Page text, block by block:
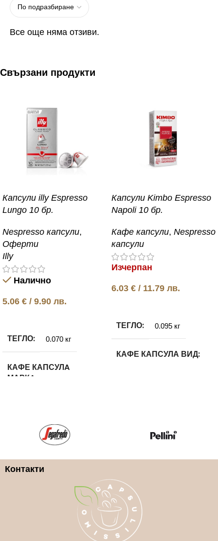
Все още няма отзиви.
Свързани продукти
Капсули illy Espresso
Lungo 10 бр.
Nespresso капсули,
Оферти
Illy
Налично
5.06 € / 9.90 лв.
ТЕГЛО 0.070 кг
КАФЕ КАПСУЛA
МАРКA
КАФЕ КАПСУЛА ВИД
100% Арабика
Капсули Kimbo Espresso
Napoli 10 бр.
Кафе капсули, Nespresso
капсули
Изчерпан
6.03 € / 11.79 лв.
ТЕГЛО 0.095 кг
КАФЕ КАПСУЛА ВИД
МАРКA
Kimbo
Контакти